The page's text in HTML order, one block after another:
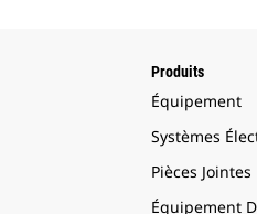
Produits
Équipement
Systèmes
Pièces Jointes
Équipement